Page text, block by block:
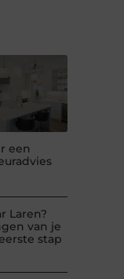
een
Laren?
van je
stap